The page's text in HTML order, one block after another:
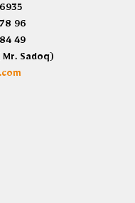
96
49
Sadoq)